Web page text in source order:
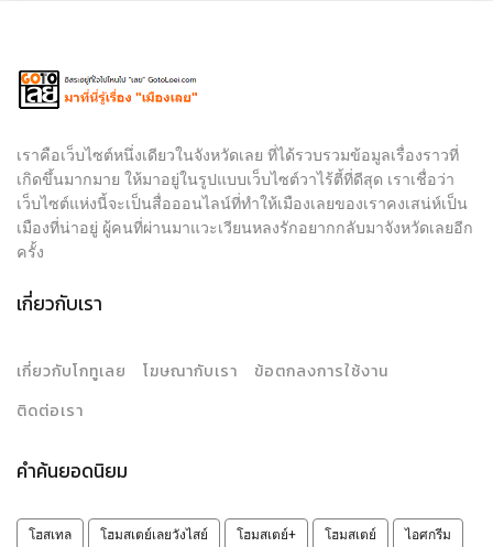
เราคือเว็บไซต์หนึ่งเดียวในจังหวัดเลย ที่ได้รวบรวมข้อมูลเรื่องราวที่
เกิดขึ้นมากมาย ให้มาอยู่ในรูปแบบเว็บไซต์วาไร้ตี้ที่ดีสุด เราเชื่อว่า
เว็บไซต์แห่งนี้จะเป็นสื่อออนไลน์ที่ทำให้เมืองเลยของเราคงเสน่ห์เป็น
เมืองที่น่าอยู่ ผู้คนที่ผ่านมาแวะเวียนหลงรักอยากกลับมาจังหวัดเลยอีก
ครั้ง
เกี่ยวกับเรา
เกี่ยวกับโกทูเลย โฆษณากับเรา
ข้อตกลงการใช้งาน
ติดต่อเรา
คำค้นยอดนิยม
โฮสเทล โฮมสเตย์เลยวังไสย์ โฮมสเตย์+ โฮมสเตย์ ไอศกรีม